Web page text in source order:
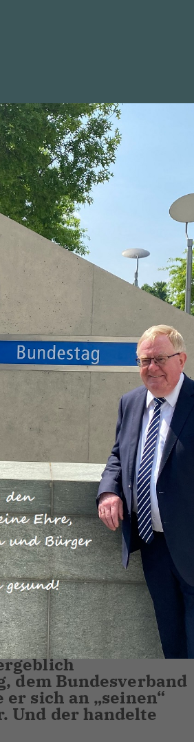
BILDER NEWSLETTER
Gutes
er es schafft“,
ist sichtlich
Einsatz
besondere Kraft-
und Wärme aus
gekämpft, dass
Mit dem „Netz-
(NABEG)“ hat
4.4.2019, Anm. d.
Energien-Gesetzes
Privilegierung von
Anlagen
von Heizöl-
Halbsatz
das wirtschaftliche
das ein Schock,
seit Jahren einen
zum Strom aus
Pionier der
dem Bundesverband
sich an „seinen“
Und der handelte